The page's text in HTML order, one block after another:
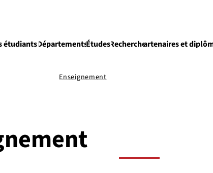
Enseignement
étudiantsDépartementsÉtudesRecherchePartenaires et